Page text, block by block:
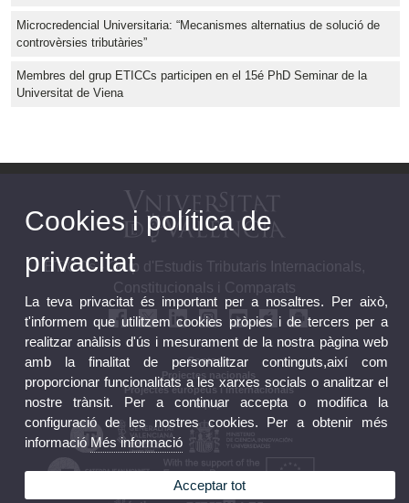
Microcredencial Universitaria: “Mecanismes alternatius de solució de
controvèrsies tributàries”
Membres del grup ETICCs participen en el 15é PhD Seminar de la
Universitat de Viena
ETICCs - Grup d'Estudis Tributaris Internacionals,
Constitucionals i Comparats
Contacte
Projectes nacionals
Projectes europeus i internacionals
Equip
Cookies i política de
privacitat
La teva privacitat és important per a nosaltres. Per això,
t'informem que utilitzem cookies pròpies i de tercers per a
realitzar anàlisis d'ús i mesurament de la nostra pàgina web
amb la finalitat de personalitzar continguts,així com
proporcionar funcionalitats a les xarxes socials o analitzar el
nostre trànsit. Per a continuar accepta o modifica la
configuració de les nostres cookies. Per a obtenir més
informació Més informació
Acceptar tot